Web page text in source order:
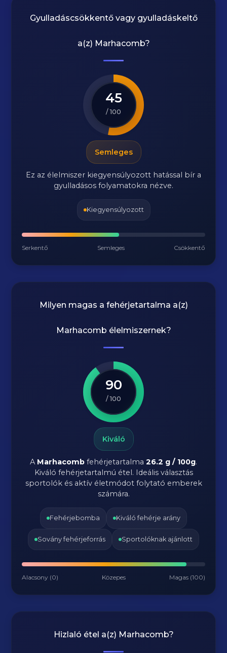
Gyulladáscsökkentő vagy gyulladáskeltő
a(z) Marhacomb?
45
/ 100
Semleges
Ez az élelmiszer kiegyensúlyozott hatással bír a
gyulladásos folyamatokra nézve.
Kiegyensúlyozott
Serkentő Semleges Csökkentő
Milyen magas a fehérjetartalma a(z)
Marhacomb élelmiszernek?
90
/ 100
Kiváló
A Marhacomb fehérjetartalma 26.2 g / 100g.
Kiváló fehérjetartalmú étel. Ideális választás
sportolók és aktív életmódot folytató emberek
számára.
Fehérjebomba Kiváló fehérje arány
Sovány fehérjeforrás Sportolóknak ajánlott
Alacsony (0) Közepes Magas (100)
Hizlaló étel a(z) Marhacomb?